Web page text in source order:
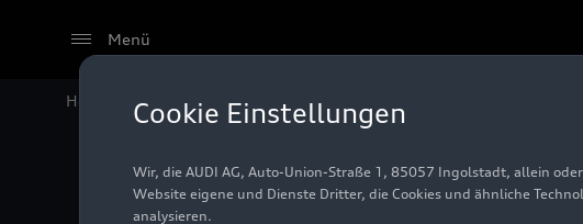
Menü
Home Audi Media Center Fotos
Pilotprojekt
Cookie Einstellungen
Wir, die AUDI AG, Auto-Union-Straße 1, 85057 Ingolstadt, allein
Website eigene und Dienste Dritter, die Cookies und ähnliche
analysieren.